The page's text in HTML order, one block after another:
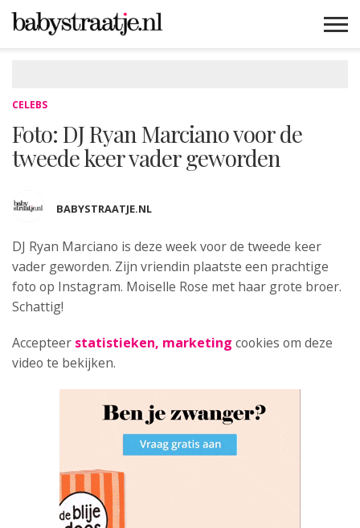
CELEBS
Foto: DJ Ryan Marciano voor de
tweede keer vader geworden
BABYSTRAATJE.NL
DJ Ryan Marciano is deze week voor de tweede keer
vader geworden. Zijn vriendin plaatste een prachtige
foto op Instagram. Moiselle Rose met haar grote broer.
Schattig!
Accepteer statistieken, marketing cookies om deze
video te bekijken.